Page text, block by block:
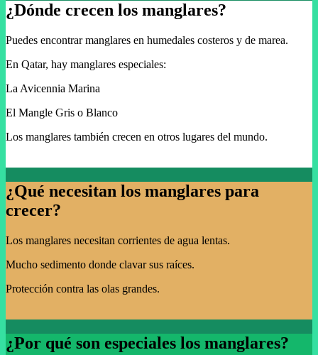
¿Dónde crecen los manglares?
Puedes encontrar manglares en humedales costeros y de marea.
En Qatar, hay manglares especiales:
La Avicennia Marina
El Mangle Gris o Blanco
Los manglares también crecen en otros lugares del mundo.
¿Qué necesitan los manglares para
crecer?
Los manglares necesitan corrientes de agua lentas.
Mucho sedimento donde clavar sus raíces.
Protección contra las olas grandes.
¿Por qué son especiales los manglares?